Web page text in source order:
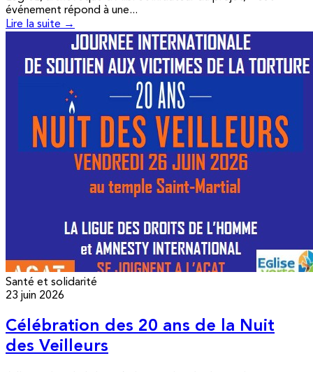
événement répond à une...
Lire la suite →
Santé et solidarité
23 juin 2026
Célébration des 20 ans de la Nuit
des Veilleurs